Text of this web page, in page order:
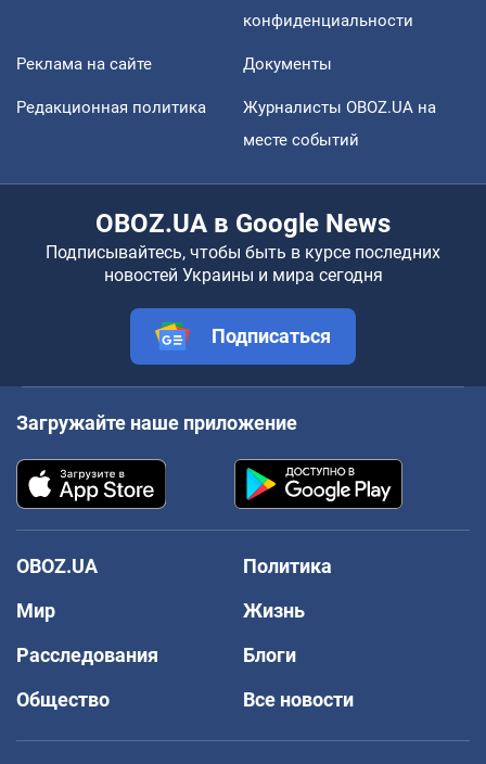
конфиденциальности
Реклама на сайте Документы
Редакционная политика
Журналисты OBOZ.UA на
месте событий
OBOZ.UA в Google News
Подписывайтесь, чтобы быть в курсе последних
новостей Украины и мира сегодня
Подписаться
Загружайте наше приложение
OBOZ.UA
Политика
Мир
Жизнь
Расследования
Блоги
Общество
Все новости